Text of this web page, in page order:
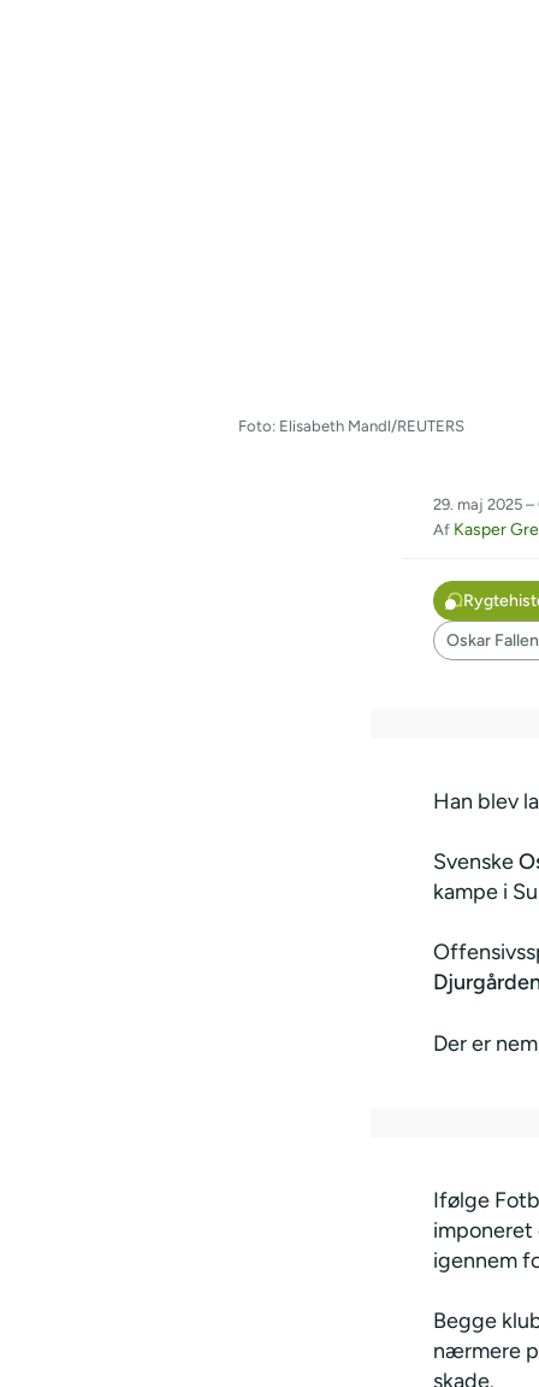
Foto: Elisabeth Mandl/REUTERS
29. maj 2025 –
Af Kasper
Oskar
Han blev
Svenske
kampe i
Der er
Ifølge
imponeret
igennem
Begge
nærmere
skade.